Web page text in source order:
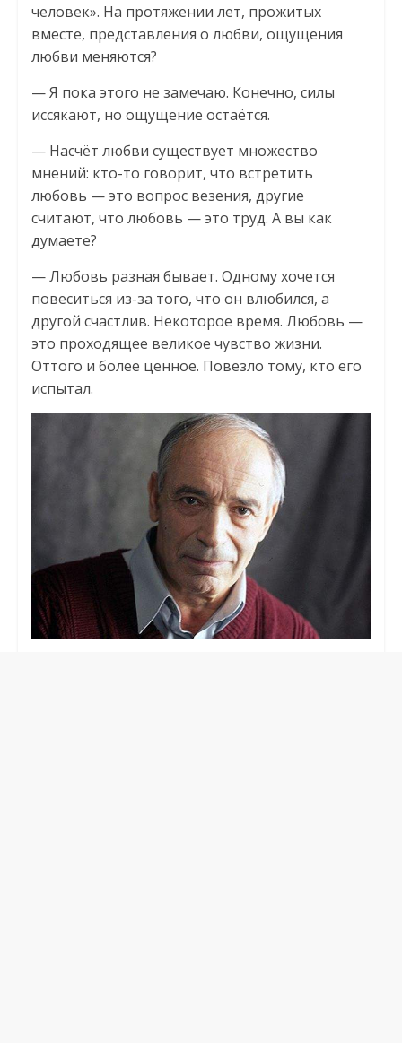
человек». На протяжении лет, прожитых
вместе, представления о любви, ощущения
любви меняются?
— Я пока этого не замечаю. Конечно, силы
иссякают, но ощущение остаётся.
— Насчёт любви существует множество
мнений: кто-то говорит, что встретить
любовь — это вопрос везения, другие
считают, что любовь — это труд. А вы как
думаете?
— Любовь разная бывает. Одному хочется
повеситься из-за того, что он влюбился, а
другой счастлив. Некоторое время. Любовь —
это проходящее великое чувство жизни.
Оттого и более ценное. Повезло тому, кто его
испытал.